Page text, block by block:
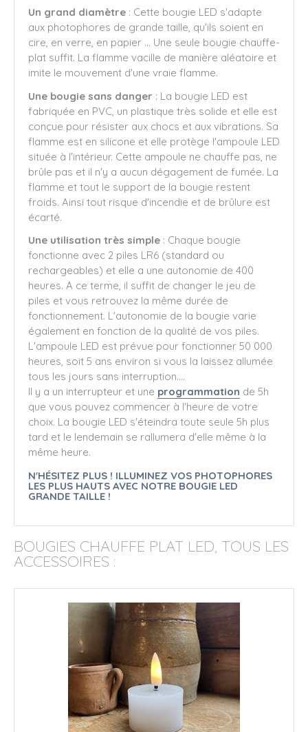
Un grand diamètre : Cette bougie LED s'adapte
aux photophores de grande taille, qu'ils soient en
cire, en verre, en papier ... Une seule bougie chauffe-
plat suffit. La flamme vacille de manière aléatoire et
imite le mouvement d'une vraie flamme.
Une bougie sans danger : La bougie LED est
fabriquée en PVC, un plastique très solide et elle est
conçue pour résister aux chocs et aux vibrations. Sa
flamme est en silicone et elle protège l'ampoule LED
située à l'intérieur. Cette ampoule ne chauffe pas, ne
brûle pas et il n'y a aucun dégagement de fumée. La
flamme et tout le support de la bougie restent
froids. Ainsi tout risque d'incendie et de brûlure est
écarté.
Une utilisation très simple : Chaque bougie
fonctionne avec 2 piles LR6 (standard ou
rechargeables) et elle a une autonomie de 400
heures. A ce terme, il suffit de changer le jeu de
piles et vous retrouvez la même durée de
fonctionnement. L'autonomie de la bougie varie
également en fonction de la qualité de vos piles.
L'ampoule LED est prévue pour fonctionner 50 000
heures, soit 5 ans environ si vous la laissez allumée
tous les jours sans interruption....
Il y a un interrupteur et une programmation de 5h
que vous pouvez commencer à l'heure de votre
choix. La bougie LED s'éteindra toute seule 5h plus
tard et le lendemain se rallumera d'elle même à la
même heure.
N'HÉSITEZ PLUS ! ILLUMINEZ VOS PHOTOPHORES
LES PLUS HAUTS AVEC NOTRE BOUGIE LED
GRANDE TAILLE !
BOUGIES CHAUFFE PLAT LED, TOUS LES
ACCESSOIRES :